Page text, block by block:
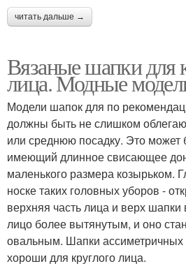
читать дальше →
Вязаные шапки для
лица. Модные
Модели шапок для по
должны быть не слишком
или среднюю посадку. Это может
имеющий длинное свисающее
маленького размера козырьком.
носке таких головных уборов -
верхняя часть лица и верх шапки
лицо более вытянутым, и оно
овальным. Шапки ассиметричных
хороши для круглого лица.